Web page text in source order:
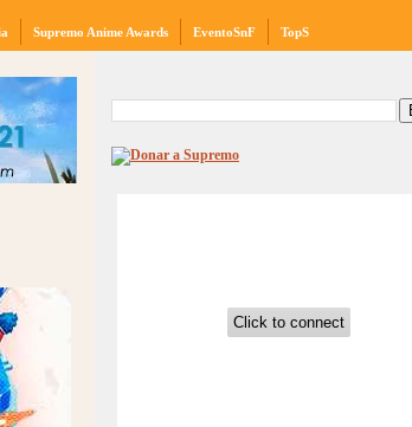
Supremo Anime Awards EventoSnF TopS